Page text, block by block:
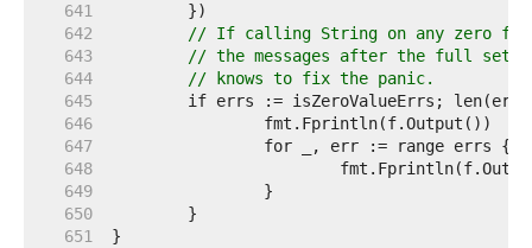
   641
   642
// If calling String on any zero
   643
// the messages after the full set
   644
// knows to fix the panic.
   645
   646
   647
   648
   649
   650
   651